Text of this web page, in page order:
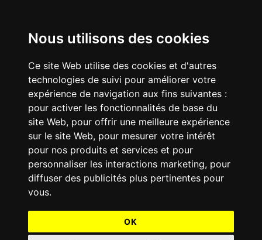
Nous utilisons des cookies
Ce site Web utilise des cookies et d'autres
technologies de suivi pour améliorer votre
expérience de navigation aux fins suivantes :
pour activer les fonctionnalités de base du
site Web, pour offrir une meilleure expérience
sur le site Web, pour mesurer votre intérêt
pour nos produits et services et pour
personnaliser les interactions marketing, pour
diffuser des publicités plus pertinentes pour
vous.
OK